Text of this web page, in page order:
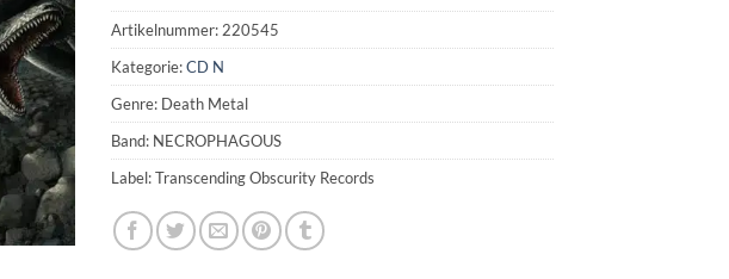
Artikelnummer: 220545
Kategorie:CD N
Genre: Death Metal
Band: NECROPHAGOUS
Label: Transcending Obscurity Records